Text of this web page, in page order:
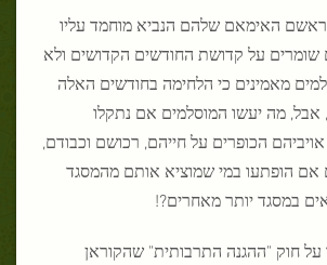
האימאם שלהם הנביא מוחמד עליו
שומרים על קדושת החודשים הקדושים ולא
מאמינים כי הלחימה בחודשים האלה
מה יעשו המוסלמים אם נתקלו
הכופרים על חייהם, רכושם וכבודם,
אם הופתעו במי שמוציא אותם מהמסגד
במסגד יותר מאחרים?!
על חוק "ההגנה התרבותית" שהקוראן